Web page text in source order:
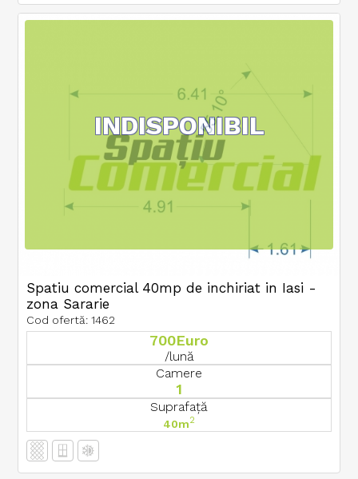
INDISPONIBIL
Spatiu comercial 40mp de inchiriat in Iasi -
zona Sararie
Cod ofertă: 1462
700Euro
/lună
Camere
1
Suprafață
40m2